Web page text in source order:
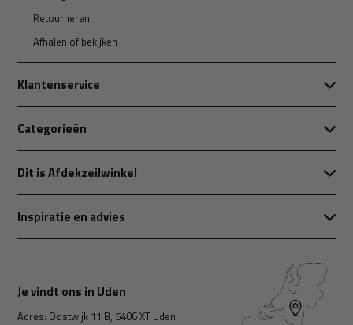
Retourneren
Afhalen of bekijken
Klantenservice
Categorieën
Dit is Afdekzeilwinkel
Inspiratie en advies
Je vindt ons in Uden
Adres: Oostwijk 11 B, 5406 XT Uden